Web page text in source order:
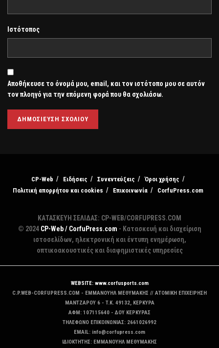
Ιστότοπος
Αποθήκευσε το όνομά μου, email, και τον ιστότοπο μου σε αυτόν
τον πλοηγό για την επόμενη φορά που θα σχολιάσω.
CP-Web Ειδήσεις Συνεντεύξεις
Όροι χρήσης
Πολιτική απορρήτου και cookies
Επικοινωνία CorfuPress.com
ΚΑΤΑΣΚΕΥΗ ΣΕΛΙΔΑΣ: CP-WEB/CORFUPRESS.COM
© 2024 CP-Web / CorfuPress.com - Κατασκευή και διαχείριση
ιστοσελίδων, ηλεκτρονική και έντυπη ενημέρωση,
οπτικοακουστικές και διαφημιστικές υπηρεσίες
WEBSITE: www.corfusports.com
C.P.WEB-CORFUPRESS.COM - ΕΜΜΑΝΟΥΗΛ ΜΕΘΥΜΑΚΗΣ // ΑΤΟΜΙΚΗ ΕΠΙΧΕΙΡΗΣΗ
MANTZAΡΟΥ 6 - T.K. 49132, ΚΕΡΚΥΡΑ
ΑΦΜ: 107115640 - ΔΟΥ ΚΕΡΚΥΡΑΣ
ΤΗΛΕΦΩΝΟ ΕΠΙΚΟΙΝΩΝΙΑΣ: 2661026992
EMAIL: info@corfupress.com
ΙΔΙΟΚΤΗΤΗΣ: EMMANOYΗΛ ΜΕΘΥΜΑΚΗΣ